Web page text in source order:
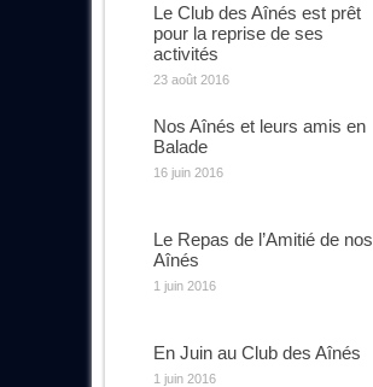
Le Club des Aînés est prêt
pour la reprise de ses
activités
23 août 2016
Nos Aînés et leurs amis en
Balade
16 juin 2016
Le Repas de l’Amitié de nos
Aînés
1 juin 2016
En Juin au Club des Aînés
1 juin 2016